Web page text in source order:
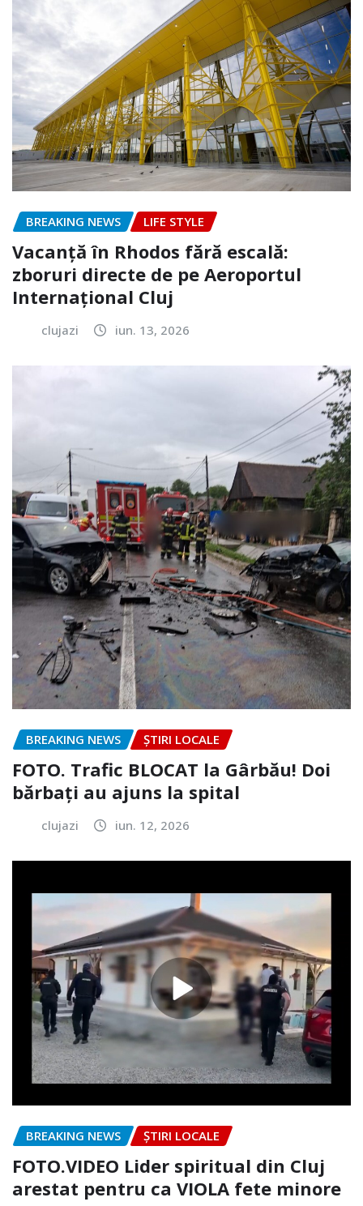
BREAKING NEWS LIFE STYLE
Vacanță în Rhodos fără escală:
zboruri directe de pe Aeroportul
Internațional Cluj
clujazi iun. 13, 2026
BREAKING NEWS ȘTIRI LOCALE
FOTO. Trafic BLOCAT la Gârbău! Doi
bărbați au ajuns la spital
clujazi iun. 12, 2026
BREAKING NEWS ȘTIRI LOCALE
FOTO.VIDEO Lider spiritual din Cluj
arestat pentru ca VIOLA fete minore